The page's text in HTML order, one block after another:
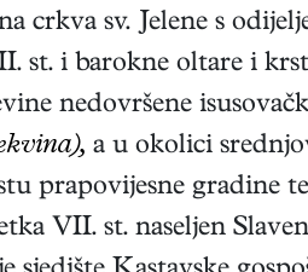
crkva sv. Jelene s
st. i barokne oltare i
nedovršene
a u okolici
prapovijesne gradine
VII. st. naseljen